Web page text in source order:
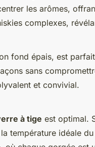
les arômes,
complexes,
fond épais, est
sans
et convivial.
à tige est optimal.
température idéale